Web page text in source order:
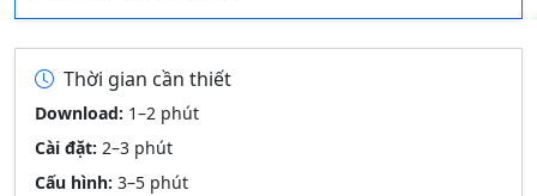
Thời gian cần thiết
Download: 1–2 phút
Cài đặt: 2–3 phút
Cấu hình: 3–5 phút